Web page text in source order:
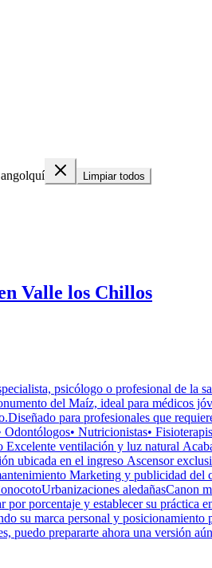
Limpiar todos
Valle los Chillos
psicólogo o profesional de la
del Maíz, ideal para médicos
para profesionales que
Nutricionistas•
ventilación y luz natural
ubicada en el ingreso Ascensor
Marketing y publicidad
porcentaje y establecer su
su marca personal y
prepararte ahora una versión